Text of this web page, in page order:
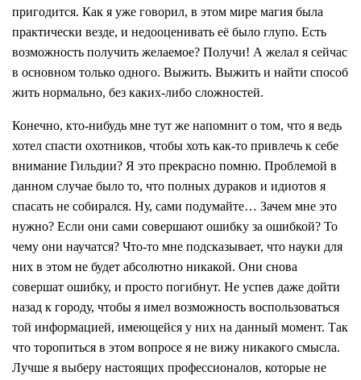
пригодится. Как я уже говорил, в этом мире магия была
практически везде, и недооценивать её было глупо. Есть
возможность получить желаемое? Получи! А желал я сейчас
в основном только одного. Выжить. Выжить и найти способ
жить нормально, без каких-либо сложностей.
Конечно, кто-нибудь мне тут же напомнит о том, что я ведь
хотел спасти охотников, чтобы хоть как-то привлечь к себе
внимание Гильдии? Я это прекрасно помню. Проблемой в
данном случае было то, что полных дураков и идиотов я
спасать не собирался. Ну, сами подумайте… Зачем мне это
нужно? Если они сами совершают ошибку за ошибкой? То
чему они научатся? Что-то мне подсказывает, что науки для
них в этом не будет абсолютно никакой. Они снова
совершат ошибку, и просто погибнут. Не успев даже дойти
назад к городу, чтобы я имел возможность воспользоваться
той информацией, имеющейся у них на данный момент. Так
что торопиться в этом вопросе я не вижу никакого смысла.
Лучше я выберу настоящих профессионалов, которые не